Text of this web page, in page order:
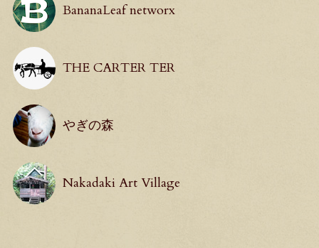
BananaLeaf networx
THE CARTER TER
やぎの森
Nakadaki Art Village